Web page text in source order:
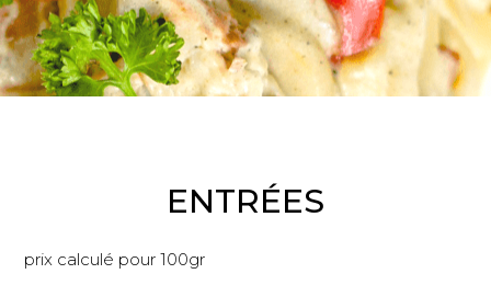
ENTRÉES
prix calculé pour 100gr